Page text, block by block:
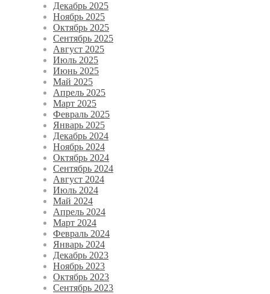
Декабрь 2025
Ноябрь 2025
Октябрь 2025
Сентябрь 2025
Август 2025
Июль 2025
Июнь 2025
Май 2025
Апрель 2025
Март 2025
Февраль 2025
Январь 2025
Декабрь 2024
Ноябрь 2024
Октябрь 2024
Сентябрь 2024
Август 2024
Июль 2024
Май 2024
Апрель 2024
Март 2024
Февраль 2024
Январь 2024
Декабрь 2023
Ноябрь 2023
Октябрь 2023
Сентябрь 2023